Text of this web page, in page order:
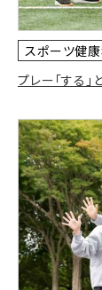
スポーツ健
プレー「する」